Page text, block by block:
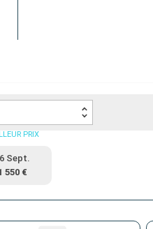
PRIX
Sept.
550 €